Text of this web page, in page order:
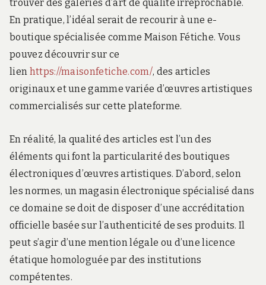
trouver des galeries d’art de qualité irréprochable.
En pratique, l’idéal serait de recourir à une e-
boutique spécialisée comme Maison Fétiche. Vous
pouvez découvrir sur ce
lien https://maisonfetiche.com/, des articles
originaux et une gamme variée d’œuvres artistiques
commercialisés sur cette plateforme.
En réalité, la qualité des articles est l’un des
éléments qui font la particularité des boutiques
électroniques d’œuvres artistiques. D’abord, selon
les normes, un magasin électronique spécialisé dans
ce domaine se doit de disposer d’une accréditation
officielle basée sur l’authenticité de ses produits. Il
peut s’agir d’une mention légale ou d’une licence
étatique homologuée par des institutions
compétentes.